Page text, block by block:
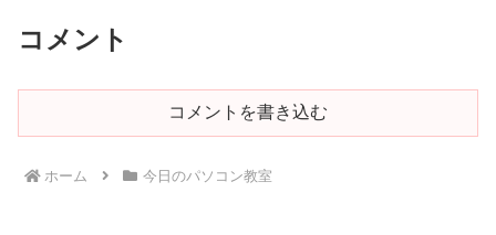
コメント
コメントを書き込む
ホーム 今日のパソコン教室